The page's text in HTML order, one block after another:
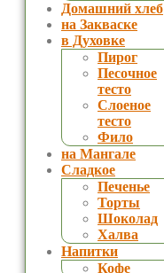
Домашний хлеб
на Закваске
в Духовке
Пирог
Песочное
тесто
Слоеное
тесто
Фило
на Мангале
Сладкое
Печенье
Торты
Шоколад
Халва
Напитки
Кофе